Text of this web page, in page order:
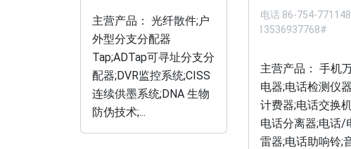
主营产品： 光纤散件;户
外型分支分配器
Tap;ADTap可寻址分支分
配器;DVR监控系统;CISS
连续供墨系统;DNA 生物
防伪技术;...
电话 86-754-
机 13536937768#
主营产品： 手机
电器;电话检测仪
计费器;电话交换
电话分离器;电话/
雷器;电话助响铃;